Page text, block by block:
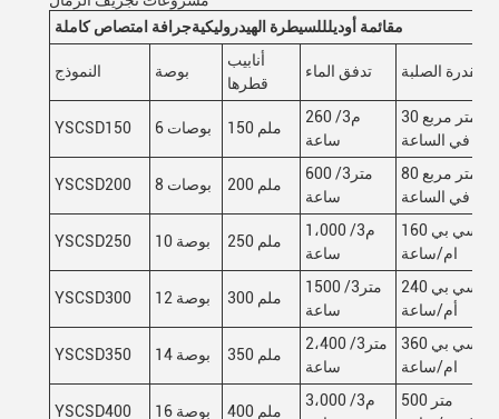
مقائمة أوديلللسيطرة الهيدروليكيةجرافة امتصاص كاملة
النموذج بوصة
أنابيب
قطرها
تدفق الماء القدرة الصلبة
YSCSD150 6 بوصات 150 ملم
260 م3/
ساعة
30 متر مربع
في الساعة
YSCSD200 8 بوصات 200 ملم
600 متر3/
ساعة
80 متر مربع
في الساعة
YSCSD250 10 بوصة 250 ملم
1،000 م3/
ساعة
160 سي بي
ام/ساعة
YSCSD300 12 بوصة 300 ملم
1500 متر3/
ساعة
240 سي بي
أم/ساعة
YSCSD350 14 بوصة 350 ملم
2،400 متر3/
ساعة
360 سي بي
ام/ساعة
YSCSD400 16 بوصة 400 ملم
3،000 م3/
500 متر